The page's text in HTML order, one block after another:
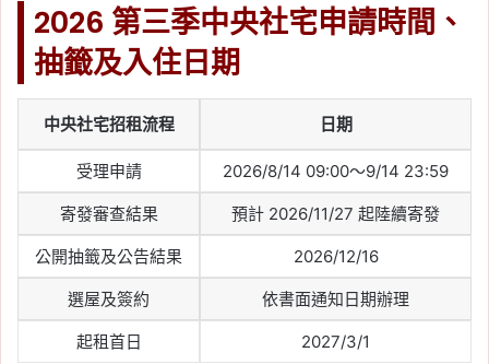
2026 第三季中央社宅申請時間、
抽籤及入住日期
中央社宅招租流程 日期
受理申請 2026/8/14 09:00～9/14 23:59
寄發審查結果 預計 2026/11/27 起陸續寄發
公開抽籤及公告結果 2026/12/16
選屋及簽約 依書面通知日期辦理
起租首日 2027/3/1